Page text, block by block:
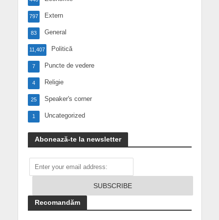
Extern
797
General
83
Politică
11,407
Puncte de vedere
7
Religie
4
Speaker's corner
25
Uncategorized
1
Abonează-te la newsletter
Recomandăm